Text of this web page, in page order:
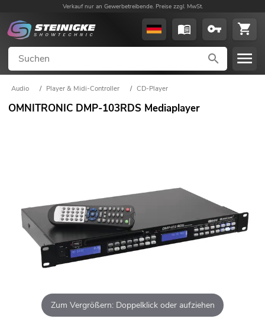
Verkauf nur an Gewerbetreibende. Preise zzgl. MwSt.
Audio / Player & Midi-Controller / CD-Player
OMNITRONIC DMP-103RDS Mediaplayer
Zum Vergrößern: Doppelklick oder aufziehen